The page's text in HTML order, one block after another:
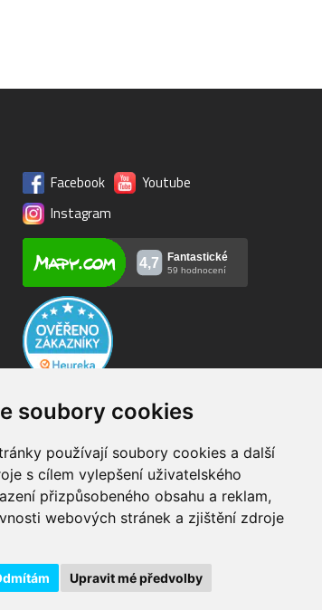
soubory cookies
používají soubory cookies a další
s cílem vylepšení uživatelského
přizpůsobeného obsahu a reklam,
webových stránek a zjištění zdroje
Upravit mé předvolby
Facebook
Youtube
Instagram
Dodání do 24h
zboží skladem při objednání
do 14:00